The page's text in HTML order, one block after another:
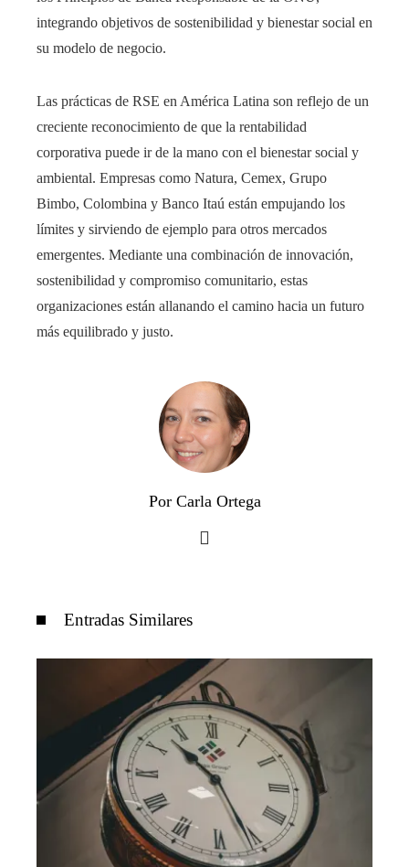
integrando objetivos de sostenibilidad y bienestar social en
su modelo de negocio.
Las prácticas de RSE en América Latina son reflejo de un
creciente reconocimiento de que la rentabilidad
corporativa puede ir de la mano con el bienestar social y
ambiental. Empresas como Natura, Cemex, Grupo
Bimbo, Colombina y Banco Itaú están empujando los
límites y sirviendo de ejemplo para otros mercados
emergentes. Mediante una combinación de innovación,
sostenibilidad y compromiso comunitario, estas
organizaciones están allanando el camino hacia un futuro
más equilibrado y justo.
Por Carla Ortega
Entradas Similares